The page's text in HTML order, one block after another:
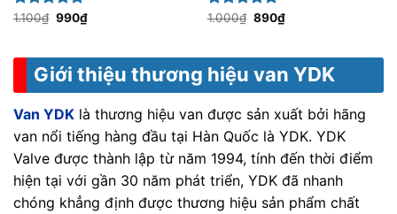
Được xếp
1.100₫ Giá
990₫Giá
hiện
Được xếp
1.000₫ Giá
890₫Giá
hiện
Giới thiệu thương hiệu van YDK
Van YDK là thương hiệu van được sản xuất bởi hãng
van nổi tiếng hàng đầu tại Hàn Quốc là YDK. YDK
Valve được thành lập từ năm 1994, tính đến thời điểm
hiện tại với gần 30 năm phát triển, YDK đã nhanh
chóng khẳng định được thương hiệu sản phẩm chất